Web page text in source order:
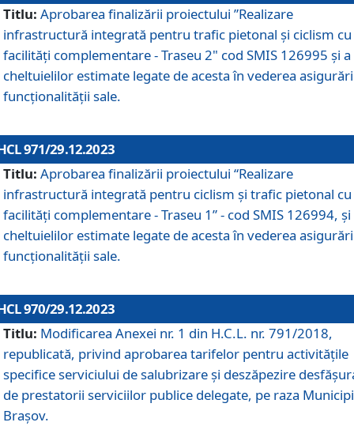
Titlu: Aprobarea finalizării proiectului ”Realizare
infrastructură integrată pentru trafic pietonal și ciclism cu
facilități complementare - Traseu 2" cod SMIS 126995 și a
cheltuielilor estimate legate de acesta în vederea
funcționalității sale.
971/29.12.2023
Titlu: Aprobarea finalizării proiectului “Realizare
infrastructură integrată pentru ciclism şi trafic pietonal cu
facilităţi complementare - Traseu 1” - cod SMIS 126994, și
cheltuielilor estimate legate de acesta în vederea
funcționalității sale.
970/29.12.2023
Titlu: Modificarea Anexei nr. 1 din H.C.L. nr. 791/2018,
republicată, privind aprobarea tarifelor pentru activitățile
specifice serviciului de salubrizare și deszăpezire
de prestatorii serviciilor publice delegate, pe raza
Brașov.